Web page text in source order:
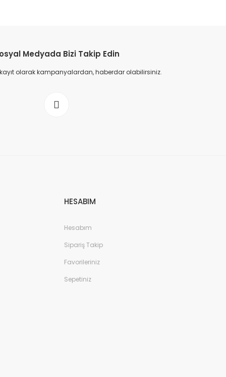
Medyada Bizi Takip Edin
olarak kampanyalardan, haberdar olabilirsiniz.
HESABIM
Hesabım
Sipariş Takip
Favorileriniz
Sepetiniz